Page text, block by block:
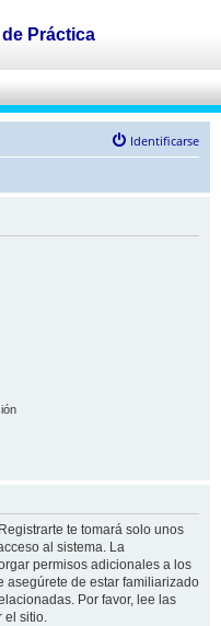
Identificarse
te tomará solo unos
al sistema. La
permisos adicionales a los
asegúrete de estar familiarizado
Por favor, lee las
sitio.